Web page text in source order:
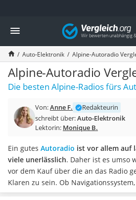
Die beliebtesten Vergleiche nach
Auto & Motor
Fahrradträger-Anhängerkupplung (4
Fahrradträger
Fahrradträger (Anhängerkupplung)
Fahrradträger 3 Fahrräder
Benzinkanister (20 l)
Fahrradträger E-Bike
Benzinkanister
Wagenheber 3t
AGM-Batterie Wohnmobil
Thule-Fahrradträger
FM-Transmitter
Sommerreifen 205/55 R16
Vergleich
Auto-Elektronik Alpine-Autoradio
Alpine-Autoradio
Die besten Alpine-Radios fürs
Von:Anne F.
Redakteurin
schreibt über:Auto-Elektronik
Lektorin: Monique B.
Ein gutes Autoradio ist vor allem auf
viele unerlässlich. Daher ist es umso
vor dem Kauf über die an das Radio
Klaren zu sein. Ob
Bluetooth-Freisprechanlage: Mit